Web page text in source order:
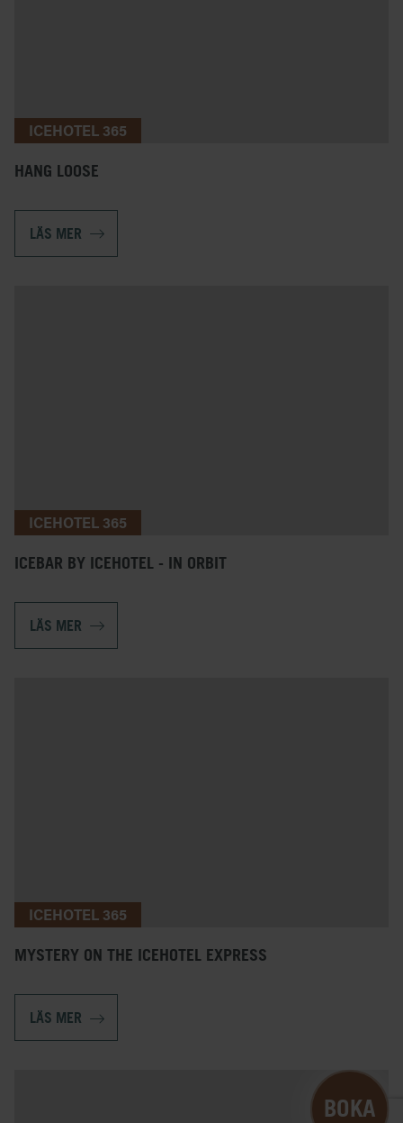
ICEHOTEL 365
HANG LOOSE
LÄS MER
ICEHOTEL 365
ICEBAR BY ICEHOTEL - IN ORBIT
LÄS MER
ICEHOTEL 365
MYSTERY ON THE ICEHOTEL EXPRESS
LÄS MER
BOKA